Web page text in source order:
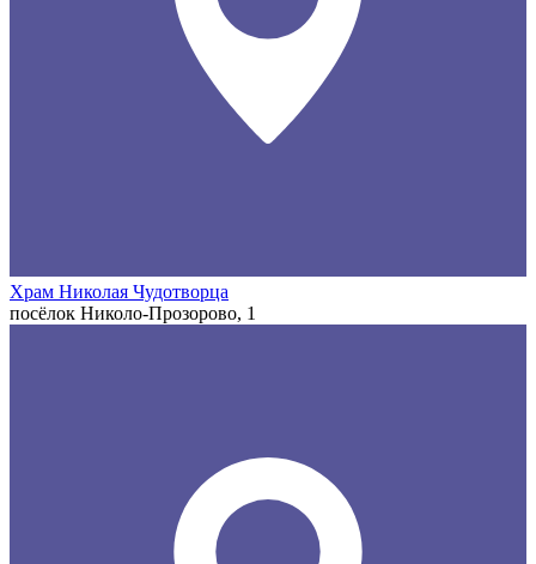
Храм Николая Чудотворца
посёлок Николо-Прозорово, 1